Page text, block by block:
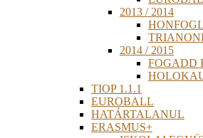
2013 / 2014
2014 / 2015
FOGADD
TIOP 1.1.1
EUROBALL
HATÁRTALANUL
ERASMUS+